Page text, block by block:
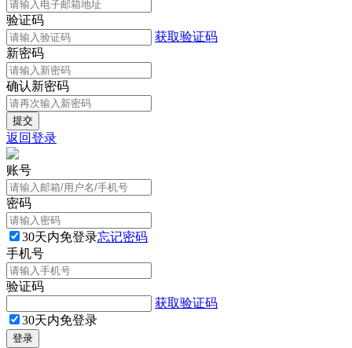
验证码
获取验证码
新密码
确认新密码
返回登录
账号
密码
30天内免登录忘记密码
手机号
验证码
获取验证码
30天内免登录